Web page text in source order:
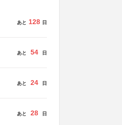
あと 128 日
あと 54 日
あと 24 日
あと 28 日